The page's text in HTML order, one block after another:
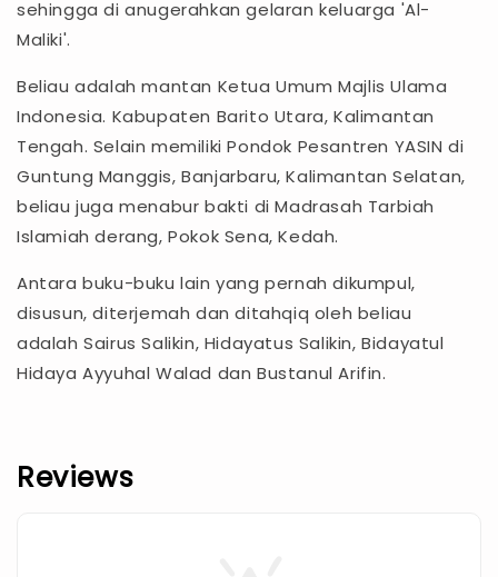
sehingga di anugerahkan gelaran keluarga 'Al-
Maliki'.
Beliau adalah mantan Ketua Umum Majlis Ulama
Indonesia. Kabupaten Barito Utara, Kalimantan
Tengah. Selain memiliki Pondok Pesantren YASIN di
Guntung Manggis, Banjarbaru, Kalimantan Selatan,
beliau juga menabur bakti di Madrasah Tarbiah
Islamiah derang, Pokok Sena, Kedah.
Antara buku-buku lain yang pernah dikumpul,
disusun, diterjemah dan ditahqiq oleh beliau
adalah Sairus Salikin, Hidayatus Salikin, Bidayatul
Hidaya Ayyuhal Walad dan Bustanul Arifin.
Reviews